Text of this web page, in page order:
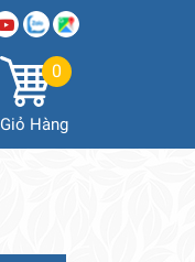
0
Giỏ Hàng